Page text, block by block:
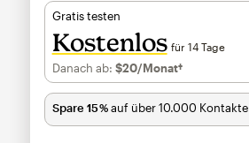
Gratis testen
Kostenlos für 14 Tage
Danach ab: $20/Monat†pro Monat†
Spare 15 %auf über 10.000 Kontakte